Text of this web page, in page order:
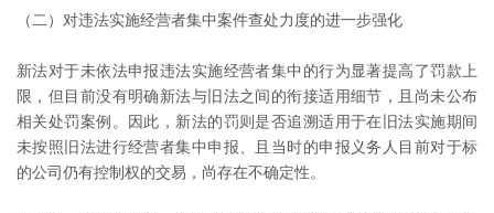
（二）对违法实施经营者集中案件查处力度的进一步强化
新法对于未依法申报违法实施经营者集中的行为显著提高了罚款上
限，但目前没有明确新法与旧法之间的衔接适用细节，且尚未公布
相关处罚案例。因此，新法的罚则是否追溯适用于在旧法实施期间
未按照旧法进行经营者集中申报、且当时的申报义务人目前对于标
的公司仍有控制权的交易，尚存在不确定性。